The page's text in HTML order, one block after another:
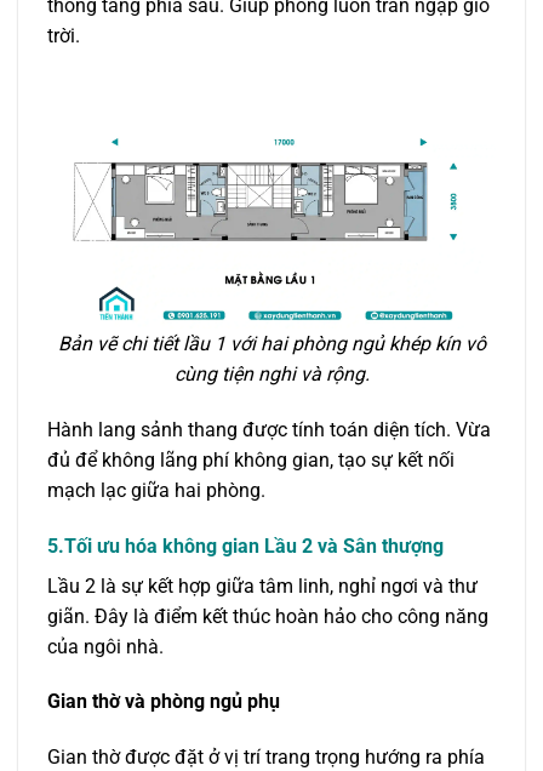
thông tầng phía sau. Giúp phòng luôn tràn ngập gió
trời.
Bản vẽ chi tiết lầu 1 với hai phòng ngủ khép kín vô
cùng tiện nghi và rộng.
Hành lang sảnh thang được tính toán diện tích. Vừa
đủ để không lãng phí không gian, tạo sự kết nối
mạch lạc giữa hai phòng.
5.Tối ưu hóa không gian Lầu 2 và Sân thượng
Lầu 2 là sự kết hợp giữa tâm linh, nghỉ ngơi và thư
giãn. Đây là điểm kết thúc hoàn hảo cho công năng
của ngôi nhà.
Gian thờ và phòng ngủ phụ
Gian thờ được đặt ở vị trí trang trọng hướng ra phía